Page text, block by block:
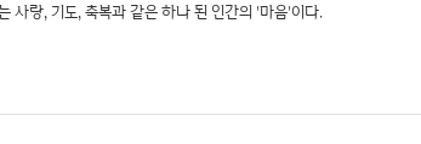
사랑, 기도, 축복과 같은 하나 된 인간의 '마음'이다.